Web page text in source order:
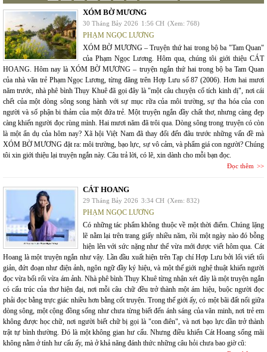
XÓM BỜ MƯƠNG
30 Tháng Bảy 2026 1:56 CH (Xem: 768)
PHẠM NGỌC LƯƠNG
XÓM BỜ MƯƠNG – Truyện thứ hai trong bộ ba "Tam Quan"
của Phạm Ngọc Lương. Hôm qua, chúng tôi giới thiệu CÁT
HOANG. Hôm nay là XÓM BỜ MƯƠNG – truyện ngắn thứ hai trong bộ ba Tam Quan
của nhà văn trẻ Phạm Ngọc Lương, từng đăng trên Hợp Lưu số 87 (2006). Hơn hai mươi
năm trước, nhà phê bình Thụy Khuê đã gọi đây là "một câu chuyện cổ tích kinh dị", nơi cái
chết của một dòng sông song hành với sự mục rữa của môi trường, sự tha hóa của con
người và số phận bi thảm của một đứa trẻ. Một truyện ngắn đầy chất thơ, nhưng càng đẹp
càng khiến người đọc rùng mình. Hai mươi năm đã trôi qua. Dòng sông trong truyện có còn
là một ẩn dụ của hôm nay? Xã hội Việt Nam đã thay đổi đến đâu trước những vấn đề mà
XÓM BỜ MƯƠNG đặt ra: môi trường, bạo lực, sự vô cảm, và phẩm giá con người? Chúng
tôi xin giới thiệu lại truyện ngắn này. Câu trả lời, có lẽ, xin dành cho mỗi bạn đọc.
Đọc thêm
CÁT HOANG
29 Tháng Bảy 2026 3:34 CH (Xem: 832)
PHẠM NGỌC LƯƠNG
Có những tác phẩm không thuộc về một thời điểm. Chúng lặng
lẽ nằm lại trên trang giấy nhiều năm, rồi một ngày nào đó bỗng
hiện lên với sức nặng như thể vừa mới được viết hôm qua. Cát
Hoang là một truyện ngắn như vậy. Lần đầu xuất hiện trên Tạp chí Hợp Lưu bởi lối viết tối
giản, đứt đoạn như điện ảnh, ngôn ngữ đầy ký hiệu, và một thế giới nghệ thuật khiến người
đọc vừa bối rối vừa ám ảnh. Nhà phê bình Thụy Khuê từng nhận xét đây là một truyện ngắn
có cấu trúc của thơ hiện đại, nơi mỗi câu chữ đều trở thành một ám hiệu, buộc người đọc
phải đọc bằng trực giác nhiều hơn bằng cốt truyện. Trong thế giới ấy, có một bãi đất nổi giữa
dòng sông, một cộng đồng sống như chưa từng biết đến ánh sáng của văn minh, nơi trẻ em
không được học chữ, nơi người biết chữ bị gọi là "con điên", và nơi bạo lực dần trở thành
trật tự bình thường. Đó là một không gian hư cấu. Nhưng điều khiến Cát Hoang sống mãi
không nằm ở tính hư cấu ấy, mà ở khả năng đánh thức những câu hỏi chưa bao giờ cũ: